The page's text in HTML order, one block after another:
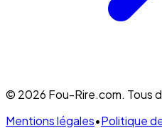
© 2026 Fou-Rire.com. Tous
Mentions légales•Politique